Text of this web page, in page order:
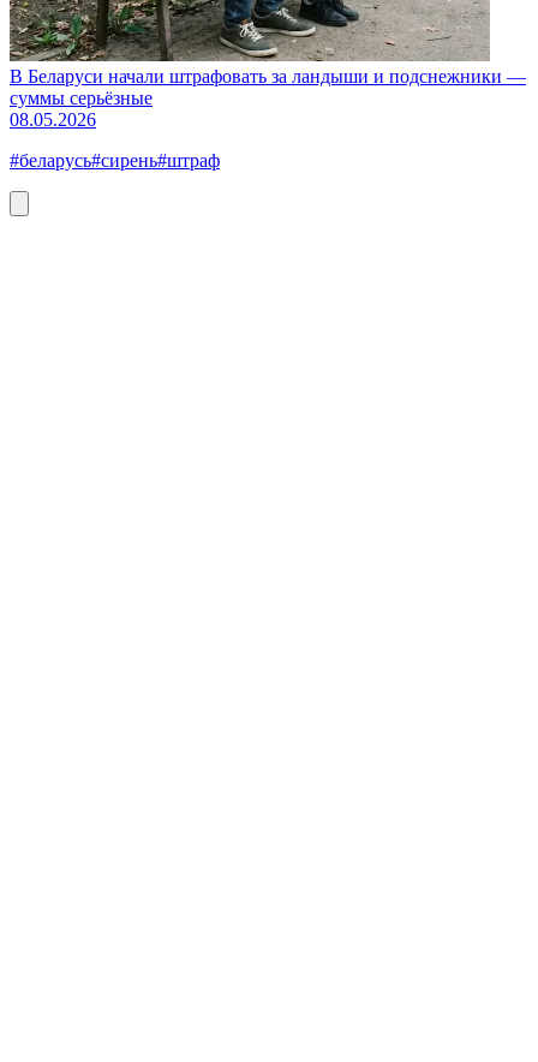
В Беларуси начали штрафовать за ландыши и подснежники —
суммы серьёзные
08.05.2026
#беларусь#сирень#штраф